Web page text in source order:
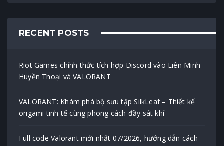
RECENT POSTS
Riot Games chính thức tích hợp Discord vào Liên Minh
Huyền Thoại và VALORANT
VALORANT: Khám phá bộ sưu tập SilkLeaf – Thiết kế
origami tinh tế cùng phong cách đầy sát khí
Full code Valorant mới nhất 07/2026, hướng dẫn cách